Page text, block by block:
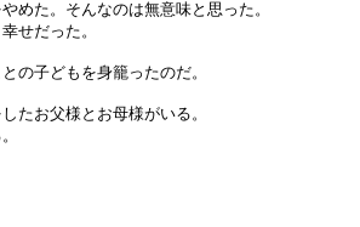
めた。そんなのは無意味と思った。
せだった。
の子どもを身籠ったのだ。
たお父様とお母様がいる。